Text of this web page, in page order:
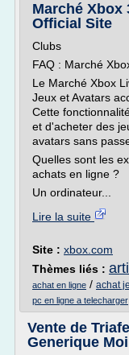
Marché Xbox
Official Site
Clubs
FAQ : Marché
Le Marché Xbox
Jeux et Avatars
Cette
et d'acheter des
avatars sans
Quelles sont les
achats en ligne ?
Un ordinateur...
Lire la suite
Site : xbox.com
Thèmes liés :
achat en ligne / achat
pc en ligne a telecharger
Vente de
Generique